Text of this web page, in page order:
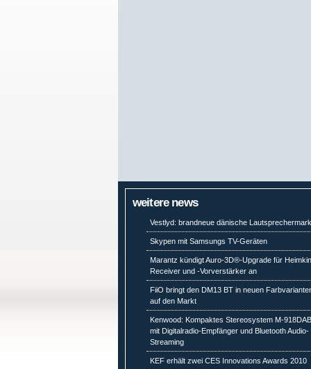
weitere news
Vestlyd: brandneue dänische
Skypen mit Samsungs TV-Geräten
Marantz kündigt Auro-3D®-Upgrade für
Receiver und -Vorverstärker an
FiiO bringt den DM13 BT in neuen
auf den Markt
Kenwood: Kompaktes Stereosystem M-
mit Digitalradio-Empfänger und Bluetooth Audio-
Streaming
KEF erhält zwei CES Innovations Awards 2010